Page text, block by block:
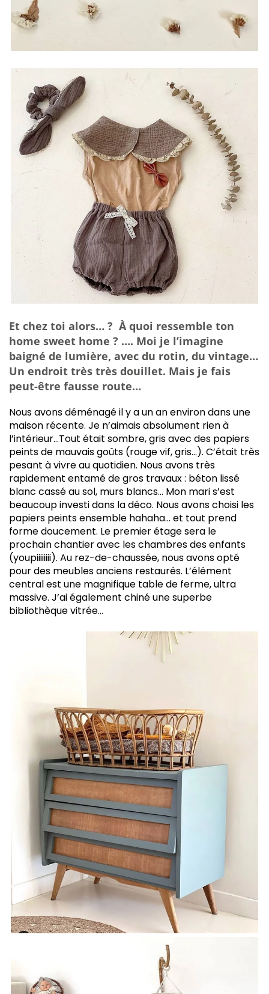
Et chez toi alors… ? À quoi ressemble ton
home sweet home ? …. Moi je l’imagine
baigné de lumière, avec du rotin, du vintage…
Un endroit très très douillet. Mais je fais
peut-être fausse route…
Nous avons déménagé il y a un an environ dans une
maison récente. Je n’aimais absolument rien à
l’intérieur…Tout était sombre, gris avec des papiers
peints de mauvais goûts (rouge vif, gris…). C’était très
pesant à vivre au quotidien. Nous avons très
rapidement entamé de gros travaux : béton lissé
blanc cassé au sol, murs blancs… Mon mari s’est
beaucoup investi dans la déco. Nous avons choisi les
papiers peints ensemble hahaha… et tout prend
forme doucement. Le premier étage sera le
prochain chantier avec les chambres des enfants
(youpiiiiiiii). Au rez-de-chaussée, nous avons opté
pour des meubles anciens restaurés. L’élément
central est une magnifique table de ferme, ultra
massive. J’ai également chiné une superbe
bibliothèque vitrée…